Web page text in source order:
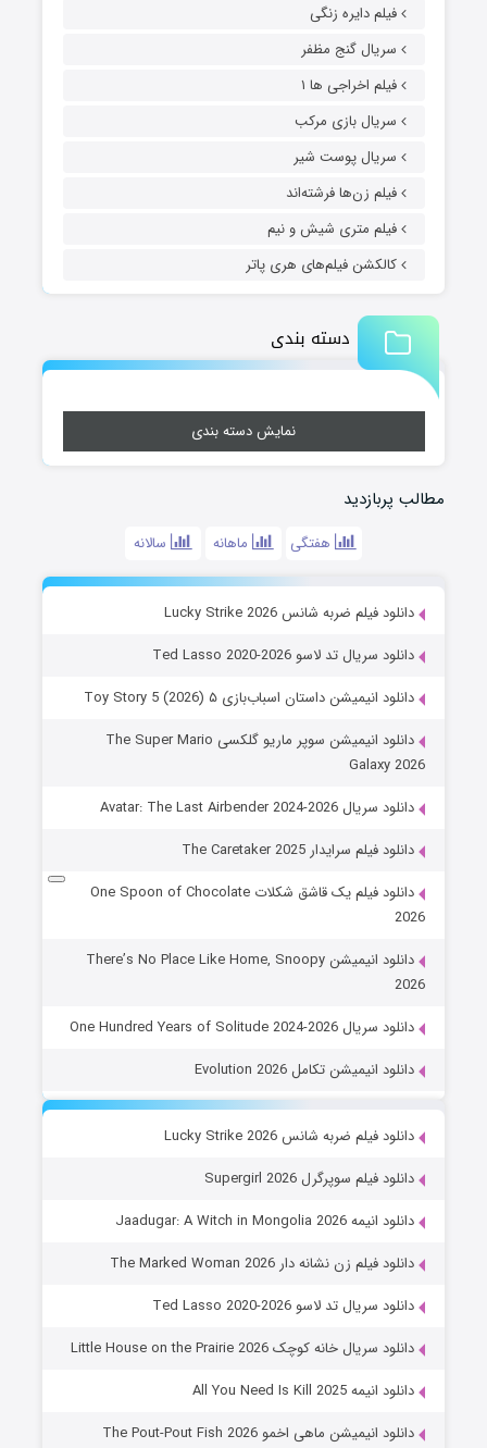
فیلم دایره زنگی
سریال گنج مظفر
فیلم اخراجی ها ۱
سریال بازی مرکب
سریال پوست شیر
فیلم زن‌ها فرشته‌اند
فیلم متری شیش و نیم
کالکشن فیلم‌های هری پاتر
دسته بندی
نمایش دسته بندی
مطالب پربازدید
هفتگی ماهانه سالانه
دانلود فیلم ضربه شانس Lucky Strike 2026
دانلود سریال تد لاسو Ted Lasso 2020-2026
دانلود انیمیشن داستان اسباب‌بازی ۵ Toy Story 5 (2026)
دانلود انیمیشن سوپر ماریو گلکسی The Super Mario
Galaxy 2026
دانلود سریال Avatar: The Last Airbender 2024-2026
دانلود فیلم سرایدار The Caretaker 2025
دانلود فیلم یک قاشق شکلات One Spoon of Chocolate
2026
دانلود انیمیشن There’s No Place Like Home, Snoopy
2026
دانلود سریال One Hundred Years of Solitude 2024-2026
دانلود انیمیشن تکامل Evolution 2026
دانلود فیلم ضربه شانس Lucky Strike 2026
دانلود فیلم سوپرگرل Supergirl 2026
دانلود انیمه Jaadugar: A Witch in Mongolia 2026
دانلود فیلم زن نشانه دار The Marked Woman 2026
دانلود سریال تد لاسو Ted Lasso 2020-2026
دانلود سریال خانه کوچک Little House on the Prairie 2026
دانلود انیمه All You Need Is Kill 2025
دانلود انیمیشن ماهی اخمو The Pout-Pout Fish 2026